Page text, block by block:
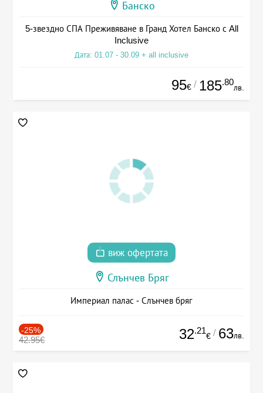
Банско
5-звездно СПА Преживяване в Гранд Хотел Банско с All
Inclusive
Дата: 01.07 - 30.09 + all inclusive
95€ / 185.80
лв.
виж офертата
Слънчев Бряг
Империал палас - Слънчев бряг
-25%
42.95€ 32.21
€ / 63лв.